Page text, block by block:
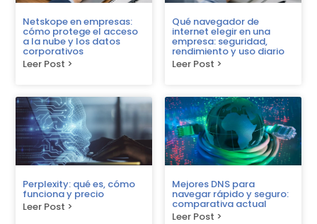
Netskope en empresas:
cómo protege el acceso
a la nube y los datos
corporativos
Leer Post >
Qué navegador de
internet elegir en una
empresa: seguridad,
rendimiento y uso diario
Leer Post >
Perplexity: qué es, cómo
funciona y precio
Leer Post >
Mejores DNS para
navegar rápido y seguro:
comparativa actual
Leer Post >